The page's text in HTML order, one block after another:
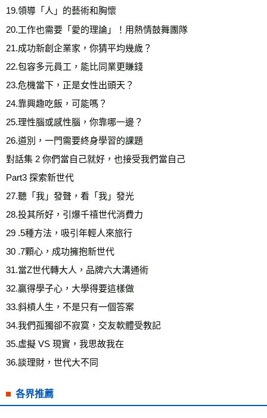
19.領導「人」的藝術和胸懷
20.工作也需要「愛的理論」！用熱情鼓舞團隊
21.成功新創企業家，你猜平均幾歲？
22.包容多元員工，能比同業更賺錢
23.危機當下，正是女性出頭天？
24.靠興趣吃飯，可能嗎？
25.理性腦或感性腦，你靠哪一邊？
26.道別，一門需要終身學習的課題
對話集 2 你們當自己就好，也接受我們當自己
Part3 探索新世代
27.聽「我」發聲，看「我」發光
28.投其所好，引爆千禧世代消費力
29 .5種方法，吸引年輕人來旅行
30 .7顆心，成功擁抱新世代
31.當Z世代轉大人，品牌六大溝通術
32.贏得學子心，大學得要這樣做
33.斜槓人生，不是只有一個答案
34.我們孤獨卻不寂寞，交友軟體受教記
35.虛擬 VS 現實，我思故我在
36.談理財，世代大不同
各界推薦